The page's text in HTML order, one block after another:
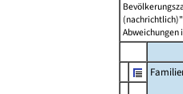
Abweichungen